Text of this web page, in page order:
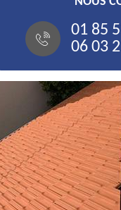
01 85
06 03